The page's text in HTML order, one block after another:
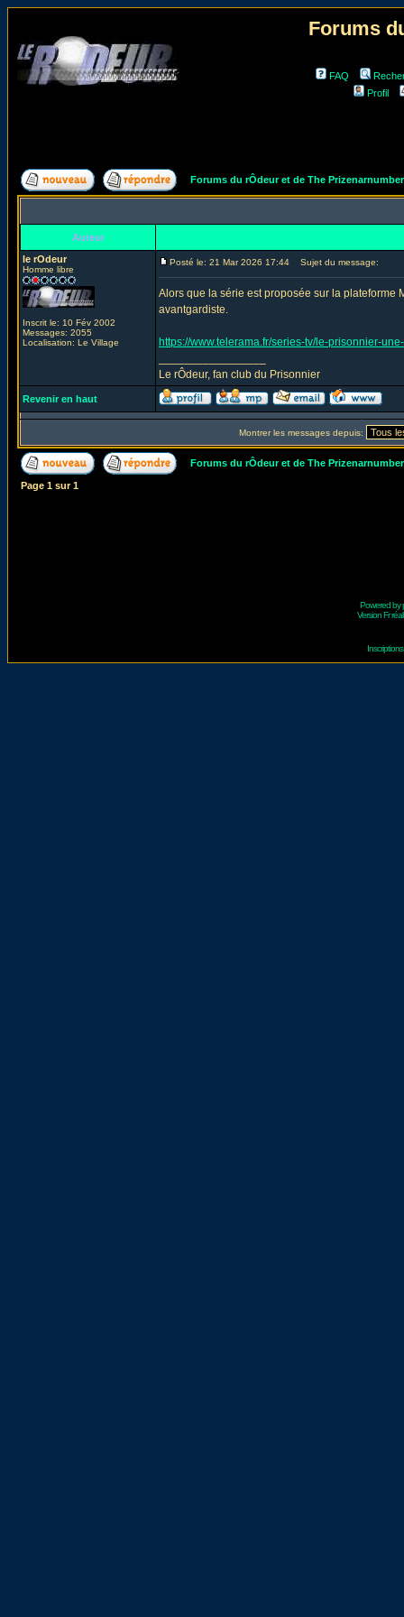
Forums
FAQ
Profil
Forums du rÔdeur et de The
Auteur
le rOdeur
Homme libre
Inscrit le: 10 Fév 2002
Messages: 2055
Localisation: Le Village
Posté le: 21 Mar 2026 17:44 Sujet du message:
Alors que la série est proposée sur la plateforme
avantgardiste.
https://www.telerama.fr/series-tv/le-prisonnier-
Le rÔdeur, fan club du Prisonnier
Revenir en haut
Montrer les messages depuis:
Forums du rÔdeur et de The
Page 1 sur1
Powered by
Version Fr